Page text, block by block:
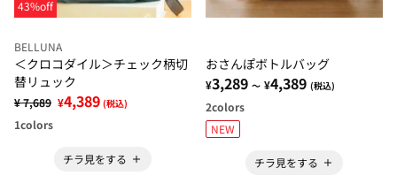
43%off
BELLUNA
＜クロコダイル＞チェック柄切
替リュック
¥ 7,689 ¥4,389 (税込)
1colors
チラ見をする
おさんぽボトルバッグ
¥3,289 ～ ¥4,389 (税込)
2colors
NEW
チラ見をする